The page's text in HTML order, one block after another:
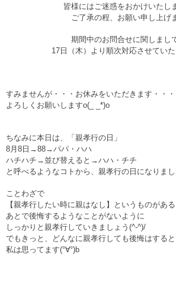
皆様にはご迷惑をおかけいたし
ご了承の程、お願い申し上げ
期間中のお問合せに関しまし
17日（木）より順次対応させていた
すみませんが・・・お休みをいただきます・・・
よろしくお願いしますo(_ _*)o
ちなみに本日は、「親孝行の日」
8月8日→88→パパ・ハハ
ハチハチ→並び替えると→ハハ・チチ
と呼べるようなコトから、親孝行の日になりまし
ことわざで
【親孝行したい時に親はなし】というものがあ
あとで後悔するようなことがないように
しっかりと親孝行していきましょう(^-^)/
でもきっと、どんなに親孝行しても後悔はすると
私は思ってます(°∀°)b